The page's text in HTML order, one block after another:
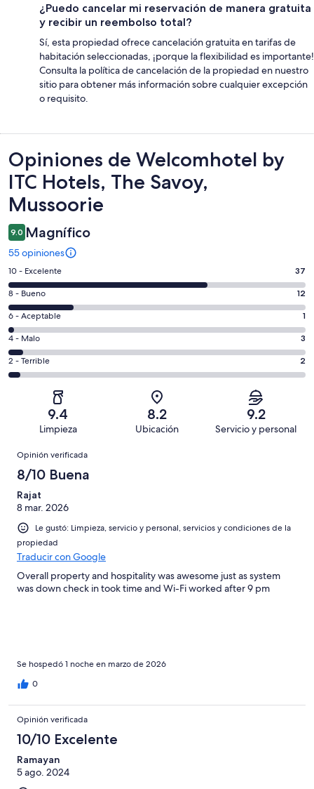
¿Puedo cancelar mi reservación de manera gratuita
y recibir un reembolso total?
Sí, esta propiedad ofrece cancelación gratuita en tarifas de
habitación seleccionadas, ¡porque la flexibilidad es importante!
Consulta la política de cancelación de la propiedad en nuestro
sitio para obtener más información sobre cualquier excepción
o requisito.
Opiniones
Opiniones de Welcomhotel by
ITC Hotels, The Savoy,
Mussoorie
9.0 Magnífico
55 opiniones
Puntuación
de
10,
es
decir,
Excelente.
Basada
en
opiniones
10 - Excelente 37
Puntuación
de
8,
es
decir,
Bueno.
opiniones
8 - Bueno 12
Puntuación
de
6,
es
decir,
Aceptable.
de
opiniones
6 - Aceptable 1
Puntuación
de
4,
Basada
de
opiniones
4 - Malo 3
Puntuación
de
Terrible.
Basada
de
55
opiniones
2 - Terrible 2
9.4
Limpieza
8.2
Ubicación
9.2
Servicio y personal
Opiniones
Opinión verificada
8/10 Buena
Rajat
8 mar. 2026
Le gustó: Limpieza, servicio y personal, servicios y condiciones de la
propiedad
Traducir con Google
Overall property and hospitality was awesome just as system
was down check in took time and Wi-Fi worked after 9 pm
Se hospedó 1 noche en marzo de 2026
0
Opinión verificada
10/10 Excelente
Ramayan
5 ago. 2024